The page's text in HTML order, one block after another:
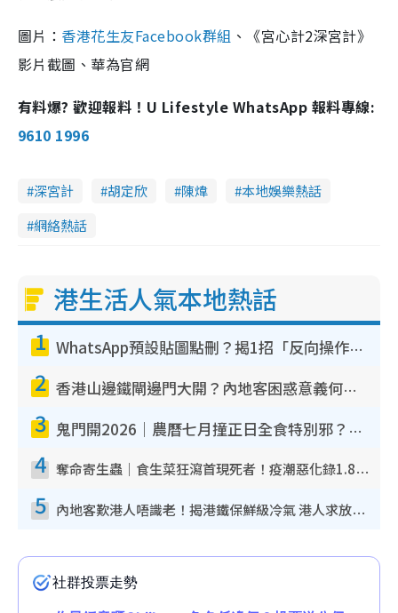
圖片： 香港花生友Facebook群組 、《宮心計2深宮計》
影片截圖、華為官網
有料爆? 歡迎報料！U Lifestyle WhatsApp 報料專線:
9610 1996
深宮計 胡定欣 陳煒
本地娛樂熱話
網絡熱話
港生活人氣本地熱話
1 WhatsApp預設貼圖點刪？揭1招「反向操作」還原簡潔介面 附3步實測教學
2 香港山邊鐵閘邊門大開？內地客困惑意義何在！網民神回覆：呢種叫法理性防禦
3 鬼門開2026｜農曆七月撞正日全食特別邪？專家警告切忌做一事！揭4大禁忌+2招保平安
4 奪命寄生蟲｜食生菜狂瀉首現死者！疫潮惡化錄1.8萬宗病例 揭洗菜3大謬誤
5 內地客歎港人唔識老！揭港鐵保鮮級冷氣 港人求放過：咪投訴